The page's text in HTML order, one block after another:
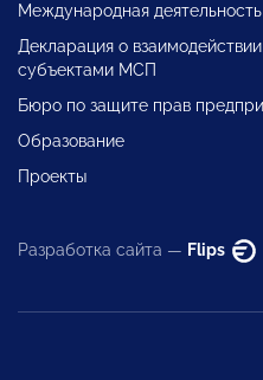
Международная деятельность
Декларация о
субъектами МСП
Бюро по защите прав
Образование
Проекты
Разработка сайта — Flips